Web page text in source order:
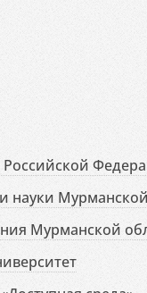
науки
Мурманской